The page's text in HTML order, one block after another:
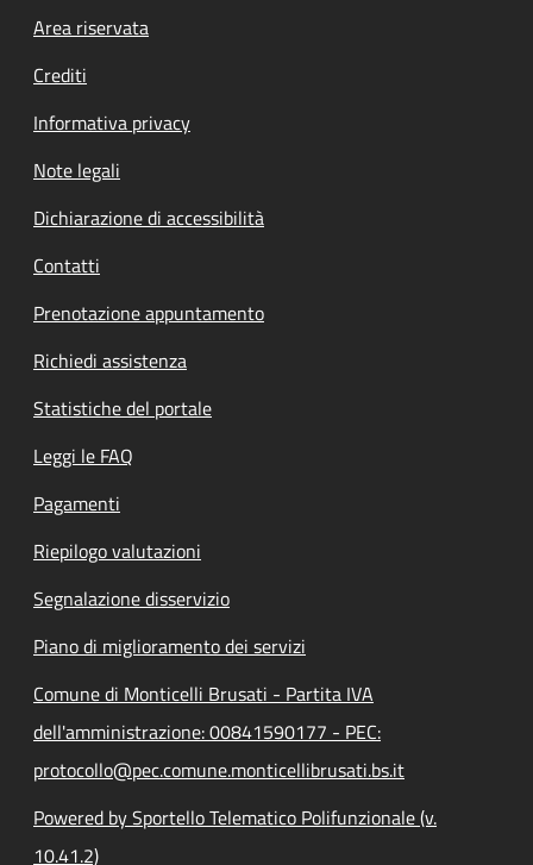
Footer menu
Area riservata
Crediti
Informativa privacy
Note legali
Dichiarazione di accessibilità
Contatti
Prenotazione appuntamento
Richiedi assistenza
Statistiche del portale
Leggi le FAQ
Pagamenti
Riepilogo valutazioni
Segnalazione disservizio
Piano di miglioramento dei servizi
Comune di Monticelli Brusati - Partita IVA
dell'amministrazione: 00841590177 - PEC:
protocollo@pec.comune.monticellibrusati.bs.it
Powered by Sportello Telematico Polifunzionale (v.
10.41.2)